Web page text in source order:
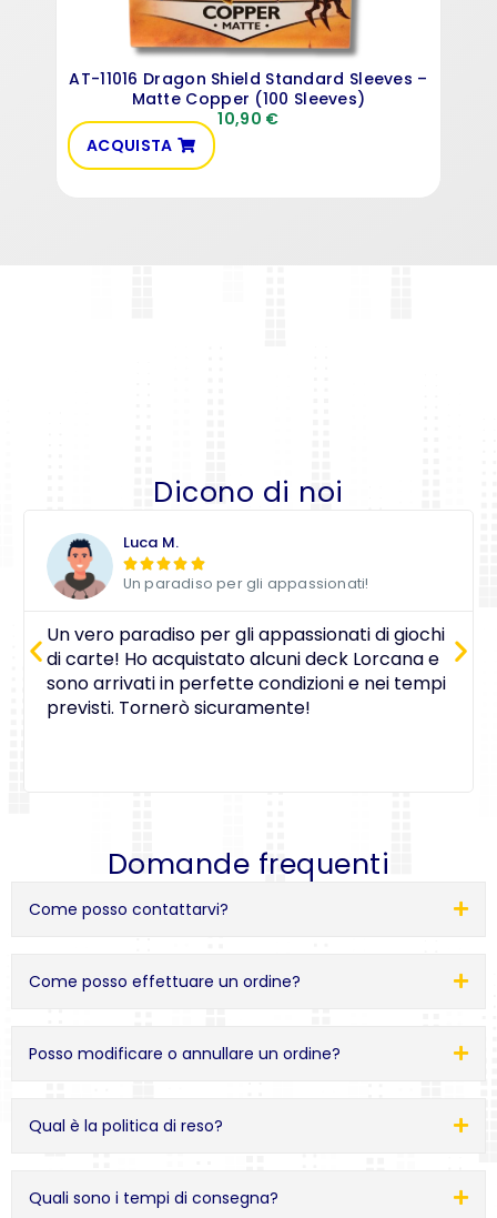
AT-11016 Dragon Shield Standard Sleeves –
Matte Copper (100 Sleeves)
10,90 €
ACQUISTA
Dicono di noi
Luca M.
 
Un paradiso per gli appassionati!
Un vero paradiso per gli appassionati di giochi
di carte! Ho acquistato alcuni deck Lorcana e
sono arrivati in perfette condizioni e nei tempi
previsti. Tornerò sicuramente!
Domande frequenti
Come posso contattarvi?
Come posso effettuare un ordine?
Posso modificare o annullare un ordine?
Qual è la politica di reso?
Quali sono i tempi di consegna?